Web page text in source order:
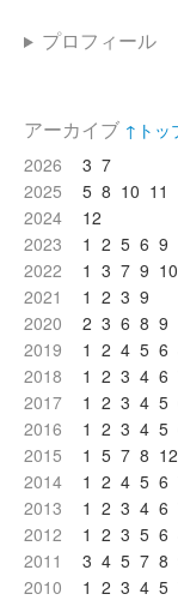
プロフィール
アーカイブ ↑トッ
2026
3 7
2025
5 8 10 11
2024
12
2023
1 2 5 6 9
2022
1 3 7 9 10
2021
1 2 3 9
2020
2 3 6 8 9
2019
1 2 4 5 6
2018
1 2 3 4 6
2017
1 2 3 4 5
2016
1 2 3 4 5
2015
1 5 7 8 12
2014
1 2 4 5 6
2013
1 2 3 4 6
2012
1 2 3 5 6
2011
3 4 5 7 8
2010
1 2 3 4 5